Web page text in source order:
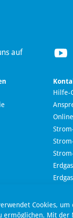
auf
Hilfe-
Cookies, um
ermöglichen. Mit der
Bereitstellung eines
Chatbots erklären
von Langdock
Intelligenz (KI). KI-
enthalten. Weitere